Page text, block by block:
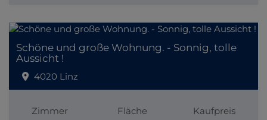
Schöne und große Wohnung. - Sonnig, tolle
Aussicht !
4020 Linz
Zimmer
Fläche
Kaufpreis